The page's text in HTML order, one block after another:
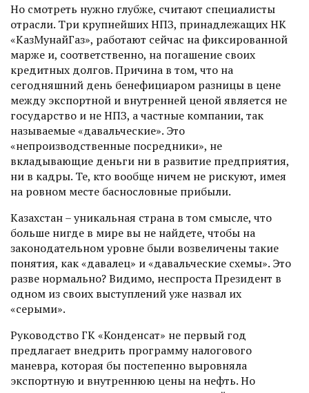
Но смотреть нужно глубже, считают специалисты
отрасли. Три крупнейших НПЗ, принадлежащих НК
«КазМунайГаз», работают сейчас на фиксированной
марже и, соответственно, на погашение своих
кредитных долгов. Причина в том, что на
сегодняшний день бенефициаром разницы в цене
между экс­портной и внутренней ценой является не
государство и не НПЗ, а частные компании, так
называемые «давальческие». Это
«непроизводственные посредники», не
вкладывающие деньги ни в развитие предприятия,
ни в кадры. Те, кто вообще ничем не рискуют, имея
на ровном месте баснословные прибыли.
Казахстан – уникальная страна в том смысле, что
больше нигде в мире вы не найдете, чтобы на
законодательном уровне были возвеличены такие
понятия, как «давалец» и «давальческие схемы». Это
разве нормально? Видимо, неспроста Президент в
одном из своих выступлений уже назвал их
«серыми».
Руководство ГК «Конденсат» не первый год
предлагает внедрить программу налогового
маневра, которая бы постепенно выровняла
экспортную и внутреннюю цены на нефть. Но